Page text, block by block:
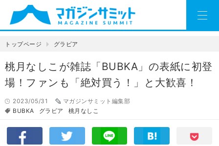
トップページ グラビア
桃月なしこが雑誌「BUBKA」の表紙に初登
場！ファンも「絶対買う！」と大歓喜！
2023/05/31
マガジンサミット編集部
BUBKA
グラビア 桃月なしこ